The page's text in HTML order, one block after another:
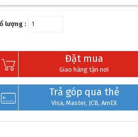
❆
lượng :
Đặt mua
Giao hàng tận nơi
Trả góp qua thẻ
Visa, Master, JCB, AmEX